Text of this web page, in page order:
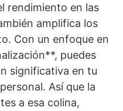
rendimiento en las
amplifica los
Con un enfoque en
puedes
significativa en tu
Así que la
a esa colina,